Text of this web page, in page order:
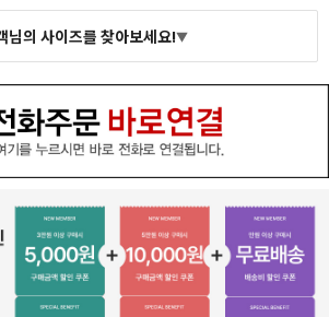
님의 사이즈를 찾아보세요!▼